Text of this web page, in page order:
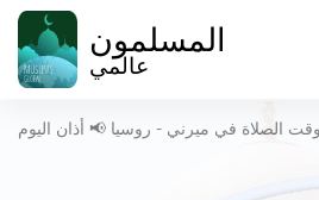
المسلمون
عالمي
وقت الصلاة في ميرني - روسيا 📢 أذان اليوم